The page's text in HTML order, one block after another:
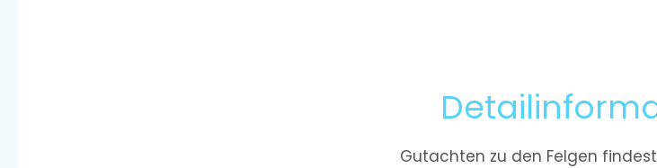
Gutachten zu den Felgen